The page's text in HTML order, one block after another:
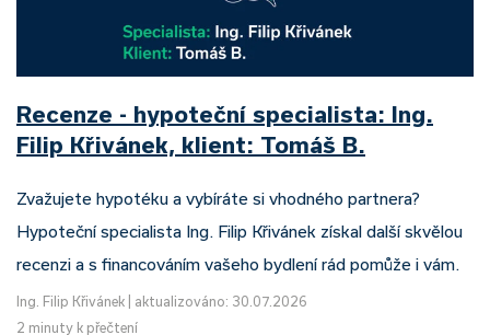
Recenze - hypoteční specialista: Ing.
Filip Křivánek, klient: Tomáš B.
Zvažujete hypotéku a vybíráte si vhodného partnera?
Hypoteční specialista Ing. Filip Křivánek získal další skvělou
recenzi a s financováním vašeho bydlení rád pomůže i vám.
Ing. Filip Křivánek
aktualizováno: 30.07.2026
2 minuty k přečtení